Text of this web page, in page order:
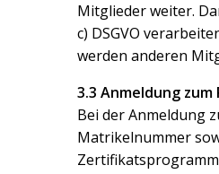
Mitglieder weiter.
c) DSGVO
werden anderen
3.3 Anmeldung
Bei der Anmeldung
Matrikelnummer